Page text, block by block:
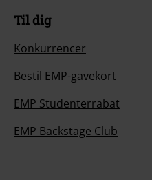
Til dig
Konkurrencer
Bestil EMP-gavekort
EMP Studenterrabat
EMP Backstage Club